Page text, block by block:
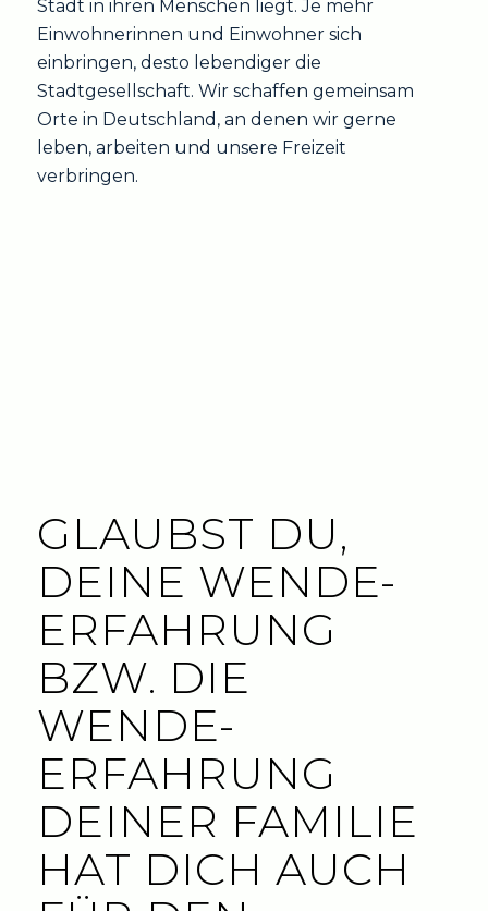
Stadt in ihren Menschen liegt. Je mehr
Einwohnerinnen und Einwohner sich
einbringen, desto lebendiger die
Stadtgesellschaft. Wir schaffen gemeinsam
Orte in Deutschland, an denen wir gerne
leben, arbeiten und unsere Freizeit
verbringen.
GLAUBST DU,
DEINE WENDE-
ERFAHRUNG
BZW. DIE
WENDE-
ERFAHRUNG
DEINER FAMILIE
HAT DICH AUCH